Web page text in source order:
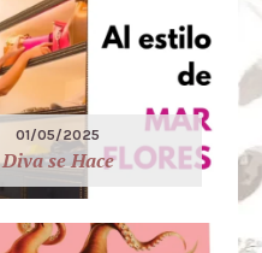
01/05/2025
Diva se Hace